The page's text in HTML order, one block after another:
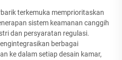
terkemuka memprioritaskan
sistem keamanan canggih
dan persyaratan regulasi.
berbagai
ke dalam setiap desain kamar,